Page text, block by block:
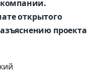
компании.
открытого
проекта